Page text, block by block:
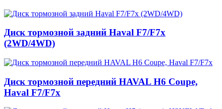
Диск тормозной задний Haval F7/F7x
(2WD/4WD)
Диск тормозной передний HAVAL H6 Coupe,
Haval F7/F7x